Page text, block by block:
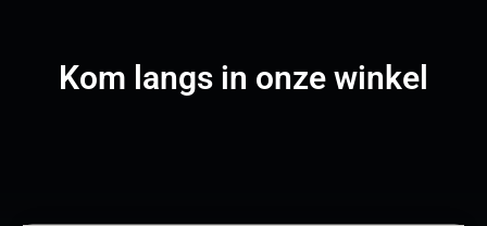
Kom langs in onze winkel